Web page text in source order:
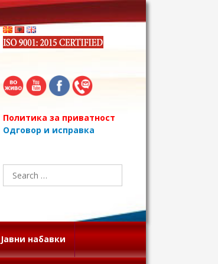
Политика за приватност
Одговор и исправка
Search
for:
Јавни набавки